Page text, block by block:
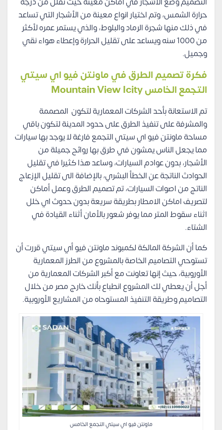
حرارة الشمس، وتم اختيار انواع معينة من الأشجار التي تساعد
في ذلك منها شجرة الرماد والبلوط، والذي يستمر عمره لأكثر
من 1000 سنه ويساعد على تقليل الحرارة وإعطاء هواء نقي
وجميل.
فكرة تصميم الطرق في ماونتن فيو اي سيتي
التجمع الخامس Mountain View Icity
تم الاستعانة بأحد الشركات المعمارية لتكون المصممة
والمشرفة على تنفيذ الطرق على حدود المدينة لتكون باقي
مساحة ماونتن فيو اي سيتي التجمع فارغة لا يوجد بها سيارات
مما يجعل الناس يمشون في طرق بها روائح جميلة من
الأشجار، بدون عوادم السيارات، وساعد هذا كثيرا في تقليل
الحوادث الناتجة عن الخطأ البشري، بالإضافة الى تقليل الإزعاج
الناتج من اصوات السيارات، تم تصميم الطرق وعمل أماكن
لتصريف اماكن الامطار بطريقة سريعة بدون حدوث اي خلل
اثناء سقوط المتر مما يوفر شعور بالأمان أثناء القيادة في
الشتاء.
كما أن الشركة المالكة لكمبوند ماونتن فيو أي سيتي قررت أن
تستوحي التصاميم الخاصة بالمشروع من الطرز المعمارية
الأوروبية، حيث إنها تعاونت مع أكبر الشركات المعمارية من
أجل أن يعطي لك المشروع انطباع بأنك خارج مصر من خلال
التصاميم وطريقة التنفيذ المستوحاه من المشاريع الأوروبية.
ماونتن فيو اي سيتي التجمع الخامس